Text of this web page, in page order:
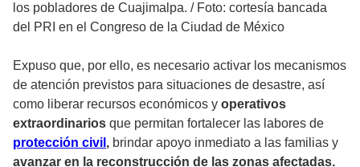
los pobladores de Cuajimalpa. / Foto: cortesía bancada
del PRI en el Congreso de la Ciudad de México
Expuso que, por ello, es necesario activar los mecanismos
de atención previstos para situaciones de desastre, así
como liberar recursos económicos y operativos
extraordinarios que permitan fortalecer las labores de
protección civil , brindar apoyo inmediato a las familias y
avanzar en la reconstrucción de las zonas afectadas.